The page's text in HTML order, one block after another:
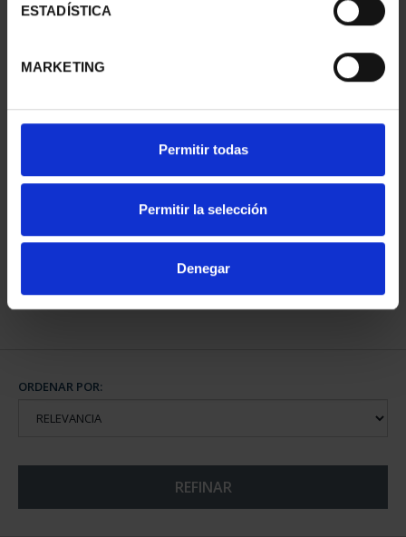
ESTADÍSTICA
MARKETING
Permitir todas
Permitir la selección
Denegar
CAPITALES DE
COMPLET...
3.796,00 €
ORDENAR POR:
REFINAR